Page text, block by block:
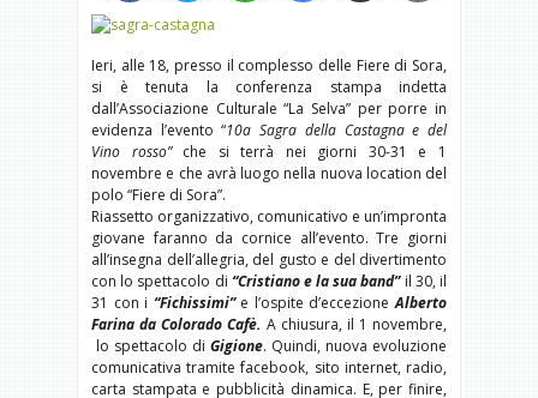
Ieri, alle 18, presso il complesso delle Fiere di Sora,
si è tenuta la conferenza stampa indetta
dall’Associazione Culturale “La Selva” per porre in
evidenza l’evento “10a Sagra della Castagna e del
Vino rosso”che si terrà nei giorni 30-31 e 1
novembre e che avrà luogo nella nuova location del
polo “Fiere di Sora”.
Riassetto organizzativo, comunicativo e un’impronta
giovane faranno da cornice all’evento. Tre giorni
all’insegna dell’allegria, del gusto e del divertimento
con lo spettacolo di “Cristiano e la sua band”il 30, il
31 con i “Fichissimi”e l’ospite d’eccezioneAlberto
Farina da Colorado Cafè. A chiusura, il 1 novembre,
lo spettacolo di Gigione. Quindi, nuova evoluzione
comunicativa tramite facebook, sito internet, radio,
carta stampata e pubblicità dinamica. E, per finire,